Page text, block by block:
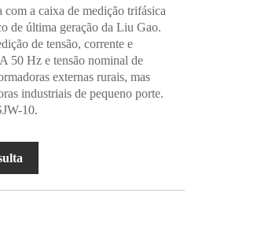
com a caixa de medição trifásica
de última geração da Liu Gao.
de tensão, corrente e
50 Hz e tensão nominal de
externas rurais, mas
industriais de pequeno porte.
10.